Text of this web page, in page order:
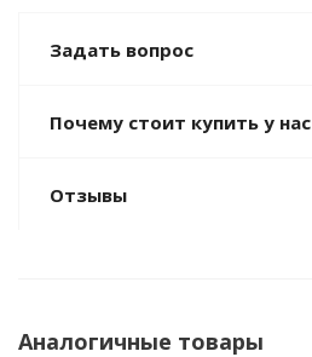
Задать вопрос
Почему стоит купить у нас
Отзывы
Аналогичные товары